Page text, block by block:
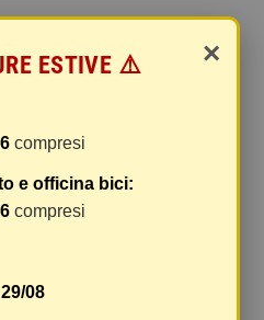
pacco
e vengono spediti
e consegna senza
scegliate, vi
il vostro pacco
comprendono gli oneri di
le spese postali. I costi
×
ESTIVE ⚠️
compresi
e officina bici:
compresi
08